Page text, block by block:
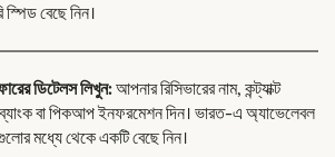
স্পিড বেছে নিন।
ডিটেলস লিখুন:আপনার রিসিভারের নাম, কন্ট্যাক্ট
বা পিকআপ ইনফরমেশন দিন। ভারত-এ অ্যাভেলেবল
মধ্যে থেকে একটি বেছে নিন।